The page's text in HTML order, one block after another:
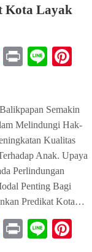
Kota Layak
Telegram
PrintLine
Semakin
Melindungi Hak-
Kualitas
Anak. Upaya
Perlindungan
Penting Bagi
Predikat Kota…
Telegram
PrintLine